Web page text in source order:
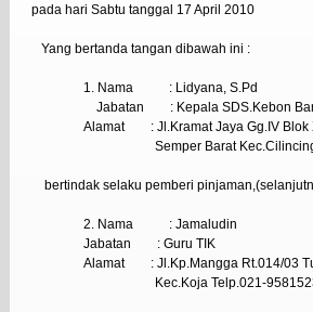
pada hari Sabtu tanggal 17 April 2010
Yang bertanda tangan dibawah ini :
1. Nama
: Lidyana, S.Pd
Jabatan
: Kepala SDS.Kebon
Alamat
: Jl.Kramat Jaya Gg.IV Blok
Semper Barat
bertindak selaku pemberi
2. Nama
: Jamaludin
Jabatan
: Guru TIK
Alamat
: Jl.Kp.Mangga Rt.014/03
Kec.Koja Telp.021-